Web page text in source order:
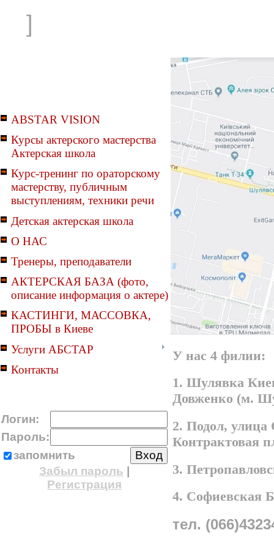
]
ABSTAR VISION
Курсы актерского мастерства
Актерская школа
Курс-тренинг по ораторскому
мастерству, публичным
выступлениям, техники речи
Детская актерская школа
О НАС
Тренеры, преподаватели
АКТЕРСКАЯ БАЗА (фото,
описание информация о актере)
КАСТИНГИ, МАССОВКА,
ПРОБЫ в Киеве
Услуги АБСТАР
Контакты
Логин:
Пароль:
запомнить
Забыл пароль
Регистрация
У нас 4 филии:
1. Шулявка
Довженко (м.
2. Подол,
Контрактовая
3.
4. Софиевская
тел.